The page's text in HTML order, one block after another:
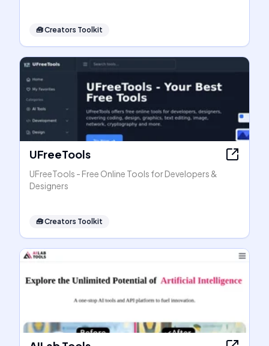
🧰Creators Toolkit
UFreeTools
UFreeTools - Free Online Tools for Developers &
Designers
🧰Creators Toolkit